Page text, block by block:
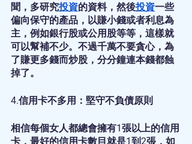
聞，多研究投資的資料，然後投資一些
偏向保守的產品，以賺小錢或者利息為
主，例如銀行股或公用股等等，這樣就
可以幫補不少。不過千萬不要貪心，為
了賺更多錢而炒股，分分鐘連本錢都蝕
掉了。
4.信用卡不多用：堅守不負債原則
相信每個女人都總會擁有1張以上的信用
卡，最好的信用卡數目就是1到2張，如